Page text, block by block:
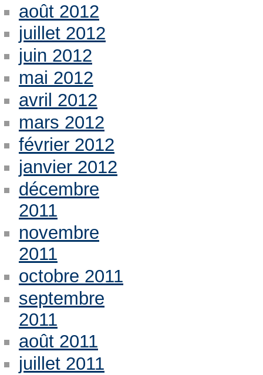
août 2012
juillet 2012
juin 2012
mai 2012
avril 2012
mars 2012
février 2012
janvier 2012
décembre
2011
novembre
2011
octobre 2011
septembre
2011
août 2011
juillet 2011